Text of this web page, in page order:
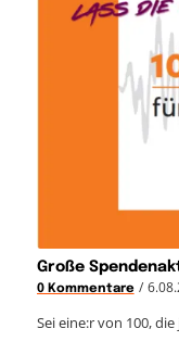
Große
0 Kommentare /
Sei eine:r von 100,